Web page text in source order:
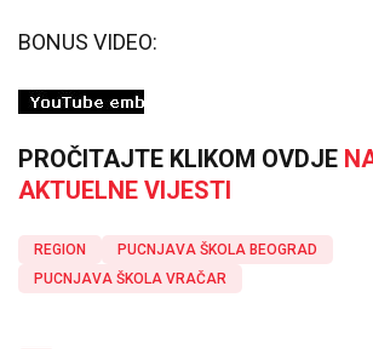
BONUS VIDEO:
PROČITAJTE KLIKOM OVDJE
AKTUELNE VIJESTI
REGION
PUCNJAVA ŠKOLA BEOGRAD
PUCNJAVA ŠKOLA VRAČAR